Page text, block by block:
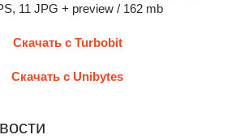
11 JPG + preview / 162 mb
Скачать с Turbobit
Скачать с Unibytes